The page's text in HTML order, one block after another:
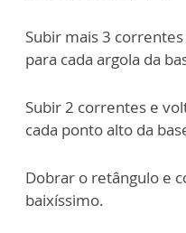
Subir mais 3
para cada argola da
Subir 2 correntes e
cada ponto alto da
Dobrar o retângulo e
baixíssimo.